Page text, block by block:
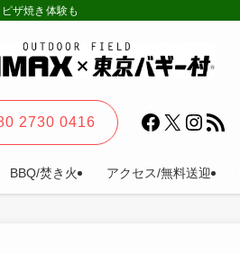
焼き体験も。カーステイ、キャンプ等一日
BBQ/焚き火 アクセス/無料送迎
2730 0416 Facebook
X RSS フィード